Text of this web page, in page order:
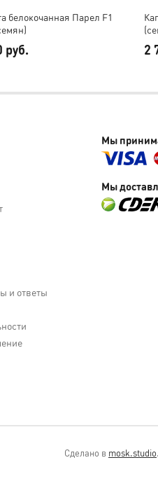
белокочанная Парел F1
руб. 2
и ответы
Мы
Мы
Сделано в mosk.studio.